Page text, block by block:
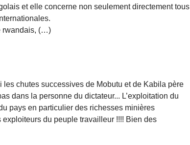
et elle concerne non seulement directement tous
rwandais, (…)
chutes successives de Mobutu et de Kabila père
dans la personne du dictateur... L’exploitation du
pays en particulier des richesses minières
du peuple travailleur !!!! Bien des